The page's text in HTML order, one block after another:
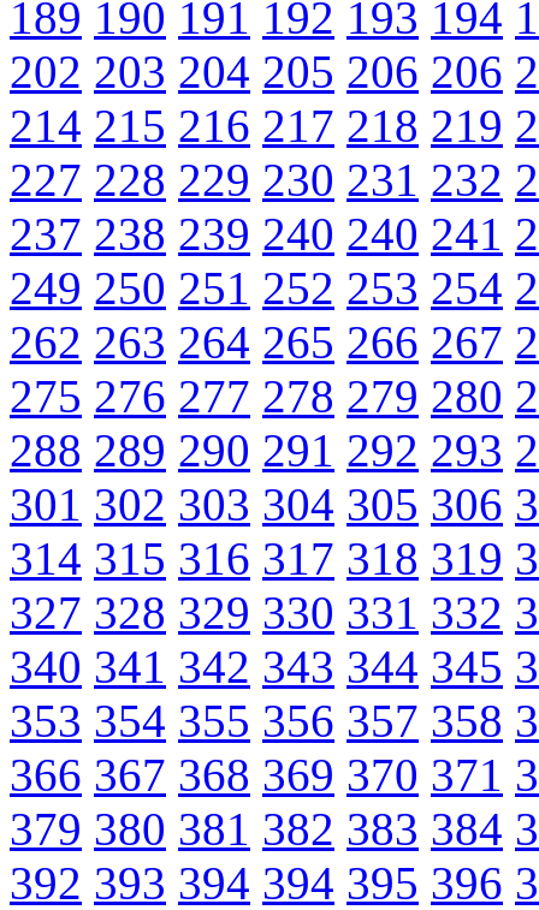
189 190 191 192 193 194
202 203 204 205 206 206
214 215 216 217 218 219
227 228 229 230 231 232
237 238 239 240 240 241
249 250 251 252 253 254
262 263 264 265 266 267
275 276 277 278 279 280
288 289 290 291 292 293
301 302 303 304 305 306
314 315 316 317 318 319
327 328 329 330 331 332
340 341 342 343 344 345
353 354 355 356 357 358
366 367 368 369 370 371
379 380 381 382 383 384
392 393 394 394 395 396